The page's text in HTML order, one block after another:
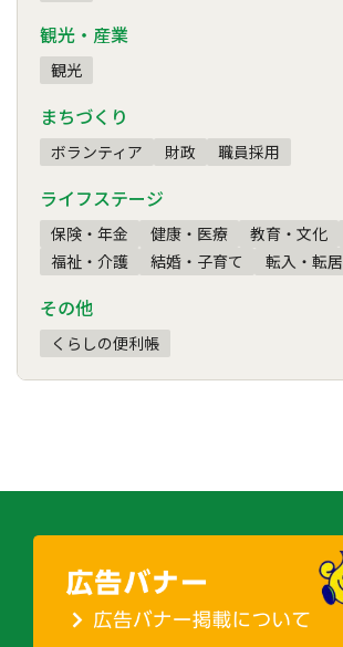
観光・産業
観光
まちづくり
ボランティア 財政 職員採用
ライフステージ
保険・年金 健康・医療 教育・文化
福祉・介護
結婚・子育て 転入・転居
その他
くらしの便利帳